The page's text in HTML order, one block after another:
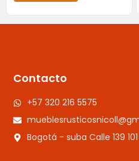
Contacto
+57 320 216 5575
Bogotá - suba Calle 139 101